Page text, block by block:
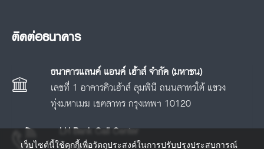
ติดต่อธนาคาร
ธนาคารแลนด์ แอนด์ เฮ้าส์ จำกัด (มหาชน)
เลขที่ 1 อาคารคิวเฮ้าส์ ลุมพินี ถนนสาทรใต้ แขวง
ทุ่งมหาเมฆ เขตสาทร กรุงเทพฯ 10120
LH Bank Call Center
เว็บไซต์นี้ใช้คุกกี้เพื่อวัตถุประสงค์ในการปรับปรุงประสบการณ์